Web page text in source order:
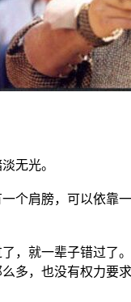
无光。
个肩膀，可以依靠
，就一辈子错过了
多，也没有权力要